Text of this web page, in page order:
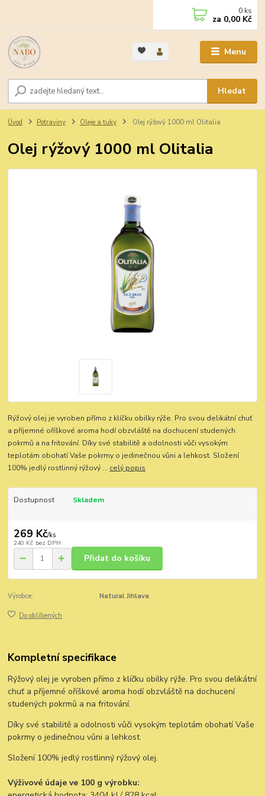
Menu
Hledat
0 ks
za 0,00 Kč
Úvod Potraviny Oleje a tuky Olej rýžový 1000 ml Olitalia
Olej rýžový 1000 ml Olitalia
Rýžový olej je vyroben přímo z klíčku obilky rýže. Pro svou delikátní chuť
a příjemné oříškové aroma hodí obzvláště na dochucení studených
pokrmů a na fritování. Díky své stabilitě a odolnosti vůči vysokým
teplotám obohatí Vaše pokrmy o jedinečnou vůni a lehkost. Složení
100% jedlý rostlinný rýžový ... celý popis
Dostupnost Skladem
269 Kč/ks
240 Kč bez DPH
Přidat do košíku
Výrobce: Natural Jihlava
Do oblíbených
Kompletní specifikace
Rýžový olej je vyroben přímo z klíčku obilky rýže. Pro svou delikátní
chuť a příjemné oříškové aroma hodí obzvláště na dochucení
studených pokrmů a na fritování.
Díky své stabilitě a odolnosti vůči vysokým teplotám obohatí Vaše
pokrmy o jedinečnou vůni a lehkost.
Složení 100% jedlý rostlinný rýžový olej.
Výživové údaje ve 100 g výrobku: